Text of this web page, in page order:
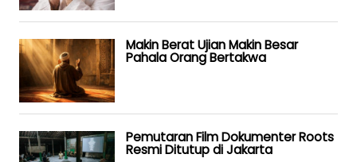
Makin Berat Ujian Makin Besar
Pahala Orang Bertakwa
Pemutaran Film Dokumenter Roots
Resmi Ditutup di Jakarta